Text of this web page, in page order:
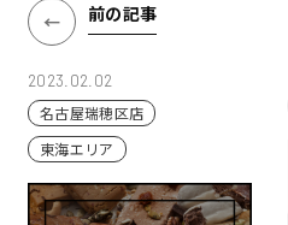
前の記事
2023.02.02
名古屋瑞穂区店
東海エリア